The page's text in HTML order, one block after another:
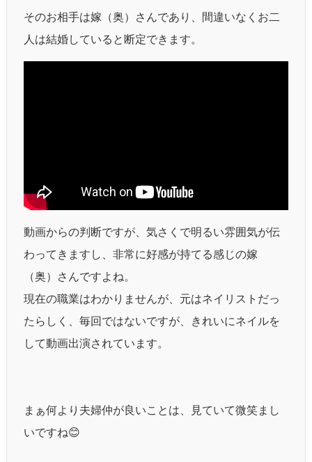
そのお相手は嫁（奥）さんであり、間違いなくお二
人は結婚していると断定できます。
動画からの判断ですが、気さくで明るい雰囲気が伝
わってきますし、非常に好感が持てる感じの嫁
（奥）さんですよね。
現在の職業はわかりませんが、元はネイリストだっ
たらしく、毎回ではないですが、きれいにネイルを
して動画出演されています。
まぁ何より夫婦仲が良いことは、見ていて微笑まし
いですね😊